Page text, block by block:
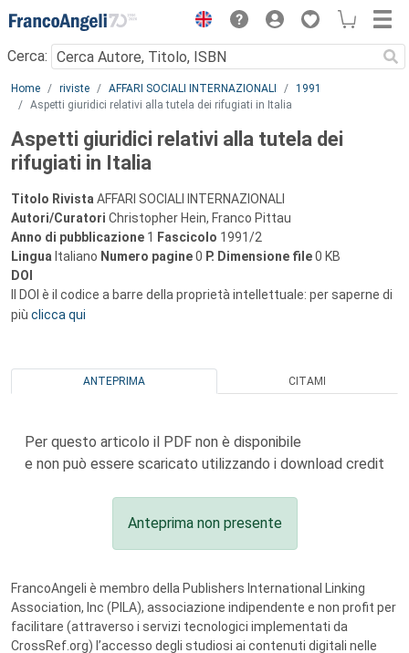
Menu
Cerca:
Main content
Home riviste AFFARI SOCIALI INTERNAZIONALI
1991
Aspetti giuridici relativi alla tutela dei rifugiati in Italia
Aspetti giuridici relativi alla tutela dei
rifugiati in Italia
Titolo Rivista AFFARI SOCIALI INTERNAZIONALI
Autori/Curatori Christopher Hein, Franco Pittau
Anno di pubblicazione 1 Fascicolo 1991/2
Lingua Italiano Numero pagine0 P. Dimensione file0 KB
DOI
Il DOI è il codice a barre della proprietà intellettuale: per saperne di
più clicca qui
ANTEPRIMA CITAMI
Per questo articolo il PDF non è disponibile
e non può essere scaricato utilizzando i download credit
Anteprima non presente
FrancoAngeli è membro della Publishers International Linking
Association, Inc (PILA), associazione indipendente e non profit per
facilitare (attraverso i servizi tecnologici implementati da
CrossRef.org) l’accesso degli studiosi ai contenuti digitali nelle